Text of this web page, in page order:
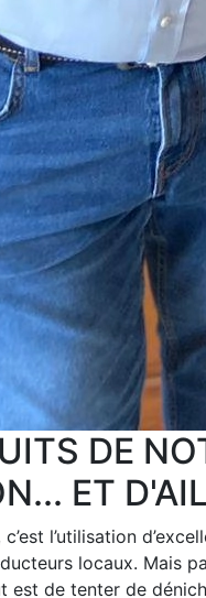
DE
ET
l’utilisation
locaux. Mais
est de tenter de